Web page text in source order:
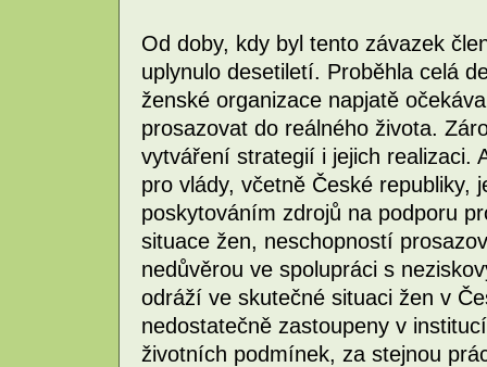
Od doby, kdy byl tento závazek
uplynulo desetiletí. Proběhla celá
ženské organizace napjatě
prosazovat do reálného života.
vytváření strategií i jejich realizaci.
pro vlády, včetně České republiky,
poskytováním zdrojů na podporu
situace žen, neschopností
nedůvěrou ve spolupráci s
odráží ve skutečné situaci žen v
nedostatečně zastoupeny v
životních podmínek, za stejnou